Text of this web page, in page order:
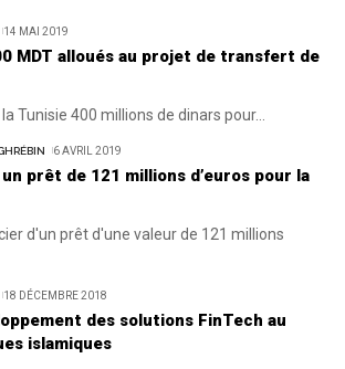
14 MAI 2019
MDT alloués au projet de transfert de
la Tunisie 400 millions de dinars pour…
6 AVRIL 2019
un prêt de 121 millions d’euros pour la
d'un prêt d'une valeur de 121 millions
18 DÉCEMBRE 2018
des solutions FinTech au
islamiques